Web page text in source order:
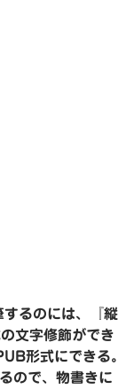
るのには、『縦
文字修飾ができ
形式にできる。
ので、物書きに